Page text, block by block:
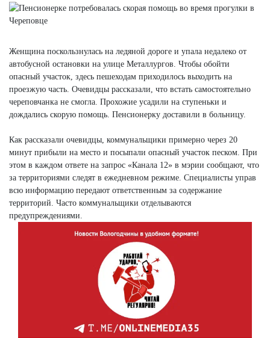
Женщина поскользнулась на ледяной дороге и упала недалеко от
автобусной остановки на улице Металлургов. Чтобы обойти
опасный участок, здесь пешеходам приходилось выходить на
проезжую часть. Очевидцы рассказали, что встать самостоятельно
череповчанка не смогла. Прохожие усадили на ступеньки и
дождались скорую помощь. Пенсионерку доставили в больницу.
Как рассказали очевидцы, коммунальщики примерно через 20
минут прибыли на место и посыпали опасный участок песком. При
этом в каждом ответе на запрос «Канала 12» в мэрии сообщают, что
за территориями следят в ежедневном режиме. Специалисты управ
всю информацию передают ответственным за содержание
территорий. Часто коммунальщики отделываются
предупреждениями.